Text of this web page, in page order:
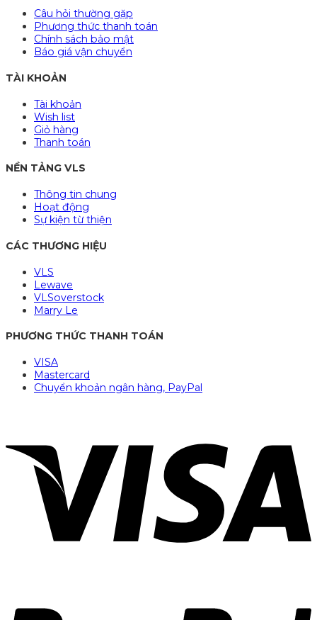
Câu hỏi thường gặp
Phương thức thanh toán
Chính sách bảo mật
Báo giá vận chuyển
TÀI KHOẢN
Tài khoản
Wish list
Giỏ hàng
Thanh toán
NỀN TẢNG VLS
Thông tin chung
Hoạt động
Sự kiện từ thiện
CÁC THƯƠNG HIỆU
VLS
Lewave
VLSoverstock
Marry Le
PHƯƠNG THỨC THANH TOÁN
VISA
Mastercard
Chuyển khoản ngân hàng, PayPal